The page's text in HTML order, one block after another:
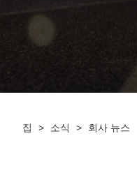
집 > 소식 > 회사 뉴스